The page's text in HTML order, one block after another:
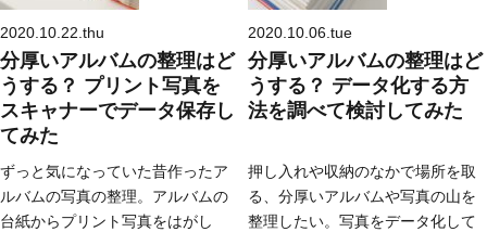
2020.10.22.thu
分厚いアルバムの整理はど
うする？ プリント写真を
スキャナーでデータ保存し
てみた
ずっと気になっていた昔作ったア
ルバムの写真の整理。アルバムの
台紙からプリント写真をはがし
2020.10.06.tue
分厚いアルバムの整理はど
うする？ データ化する方
法を調べて検討してみた
押し入れや収納のなかで場所を取
る、分厚いアルバムや写真の山を
整理したい。写真をデータ化して